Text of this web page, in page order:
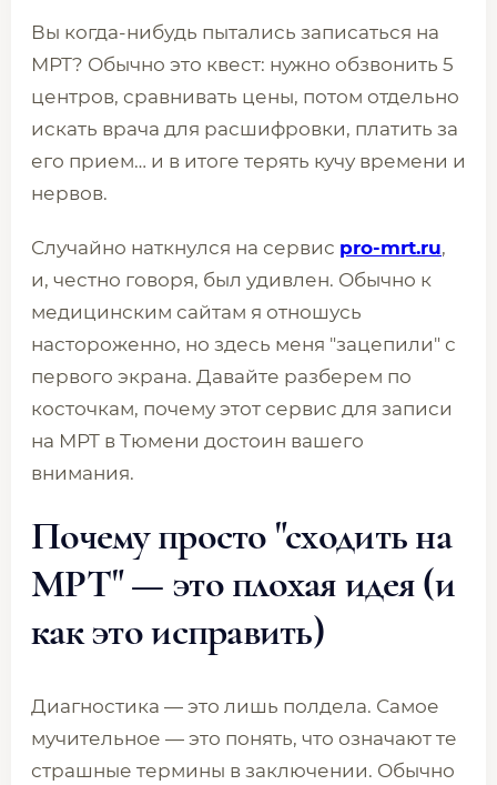
Вы когда-нибудь пытались записаться на
МРТ? Обычно это квест: нужно обзвонить 5
центров, сравнивать цены, потом отдельно
искать врача для расшифровки, платить за
его прием… и в итоге терять кучу времени и
нервов.
Случайно наткнулся на сервис pro-mrt.ru,
и, честно говоря, был удивлен. Обычно к
медицинским сайтам я отношусь
настороженно, но здесь меня "зацепили" с
первого экрана. Давайте разберем по
косточкам, почему этот сервис для записи
на МРТ в Тюмени достоин вашего
внимания.
Почему просто "сходить на
МРТ" — это плохая идея (и
как это исправить)
Диагностика — это лишь полдела. Самое
мучительное — это понять, что означают те
страшные термины в заключении. Обычно